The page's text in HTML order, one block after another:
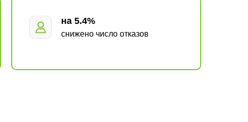
на 5.4%
снижено число отказов